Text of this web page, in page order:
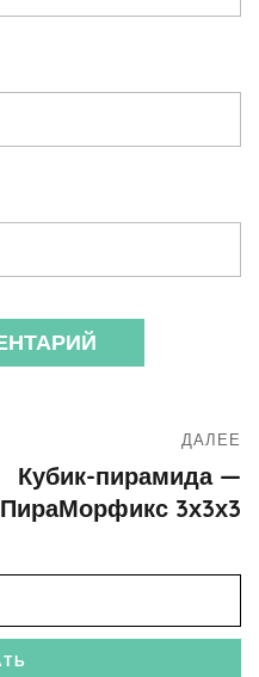
ДАЛЕЕ
Кубик-пирамида —
ПираМорфикс 3х3х3